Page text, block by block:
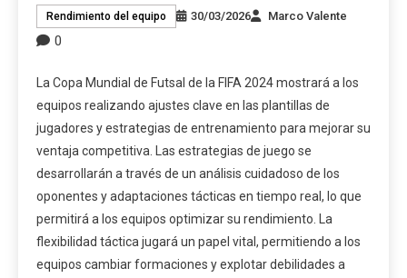
Rendimiento del equipo 30/03/2026 Marco Valente
0
La Copa Mundial de Futsal de la FIFA 2024 mostrará a los
equipos realizando ajustes clave en las plantillas de
jugadores y estrategias de entrenamiento para mejorar su
ventaja competitiva. Las estrategias de juego se
desarrollarán a través de un análisis cuidadoso de los
oponentes y adaptaciones tácticas en tiempo real, lo que
permitirá a los equipos optimizar su rendimiento. La
flexibilidad táctica jugará un papel vital, permitiendo a los
equipos cambiar formaciones y explotar debilidades a